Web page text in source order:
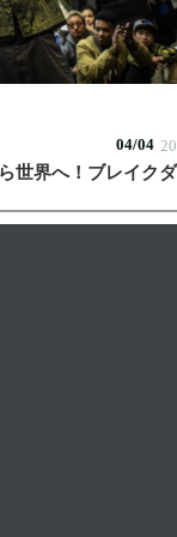
04/04
世界へ！ブレイクダ